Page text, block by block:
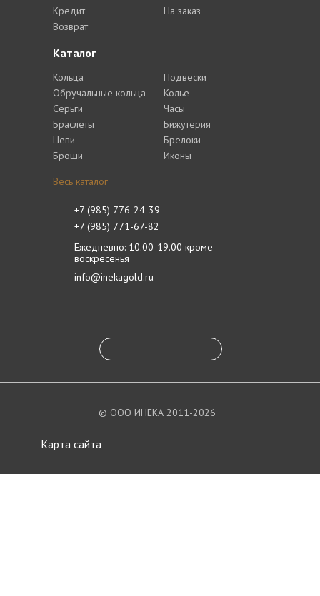
Каталог
Кольца
Обручальные кольца
Серьги
Браслеты
Цепи
Броши
Подвески
Колье
Часы
Бижутерия
Брелоки
Иконы
Весь каталог
Кредит
Возврат
На заказ
+7 (985) 776-24-39
+7 (985) 771-67-82
Ежедневно: 10.00-19.00 кроме
воскресенья
info@inekagold.ru
© ООО ИНЕКА 2011-2026
Карта сайта